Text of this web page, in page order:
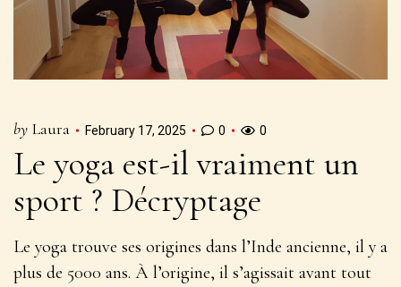
by Laura February 17, 2025 0 0
Le yoga est-il vraiment un
sport ? Décryptage
Le yoga trouve ses origines dans l’Inde ancienne, il y a
plus de 5000 ans. À l’origine, il s’agissait avant tout